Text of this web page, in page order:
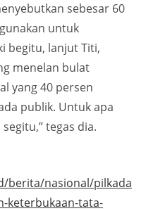
sebesar 60
untuk
begitu, lanjut Titi,
menelan bulat
yang 40 persen
publik. Untuk apa
tegas dia.
berita/nasional/pilkada
keterbukaan-tata-